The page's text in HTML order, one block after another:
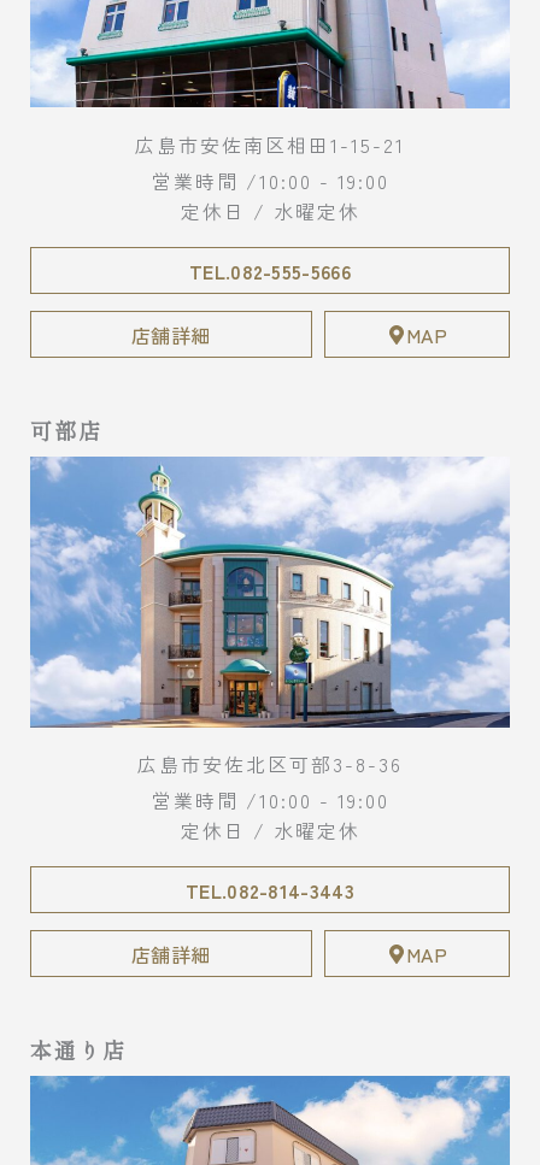
広島市安佐南区相田1-15-21
営業時間 /10:00 - 19:00
定休日 / 水曜定休
TEL.082-555-5666
店舗詳細 MAP
可部店
広島市安佐北区可部3-8-36
営業時間 /10:00 - 19:00
定休日 / 水曜定休
TEL.082-814-3443
店舗詳細 MAP
本通り店